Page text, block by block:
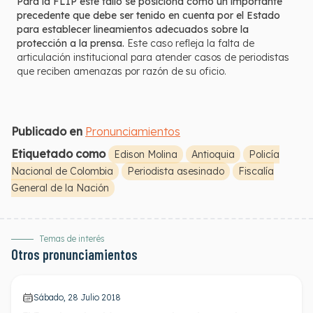
precedente que debe ser tenido en cuenta por el Estado
para establecer lineamientos adecuados sobre la
protección a la prensa. Este caso refleja la falta de
articulación institucional para atender casos de periodistas
que reciben amenazas por razón de su oficio.
Publicado en Pronunciamientos
Etiquetado como
Edison Molina Antioquia
Policía
Nacional de Colombia
Periodista asesinado
Fiscalía
General de la Nación
Temas de interés
Otros pronunciamientos
Sábado, 28 Julio 2018